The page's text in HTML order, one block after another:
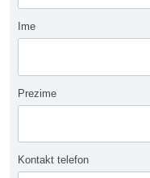
Ime
Prezime
Kontakt telefon